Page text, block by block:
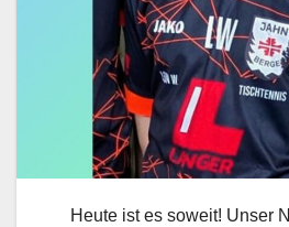
Heute ist es soweit! Unser